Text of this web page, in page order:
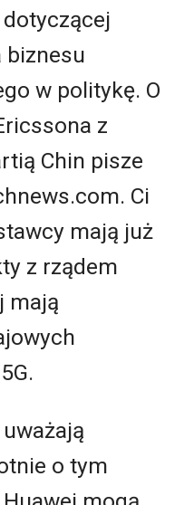
biznesu
w politykę. O
z
Chin pisze
Ci
mają już
z rządem
mają
o tym